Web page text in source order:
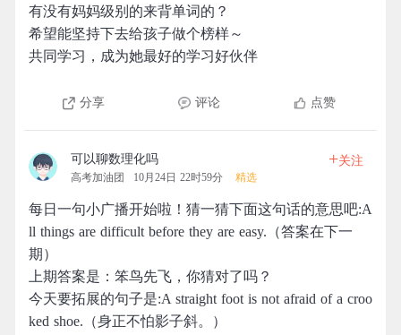
有没有妈妈级别的来背单词的？
希望能坚持下去给孩子做个榜样～
共同学习，成为她最好的学习好伙伴
分享 评论 点赞
可以聊数理化吗
高考加油团 10月24日 22时59分 精选
+关注
每日一句小广播开始啦！猜一猜下面这句话的意思吧:A
ll things are difficult before they are easy.（答案在下一
期）
上期答案是：笨鸟先飞，你猜对了吗？
今天要拓展的句子是:A straight foot is not afraid of a croo
ked shoe.（身正不怕影子斜。）